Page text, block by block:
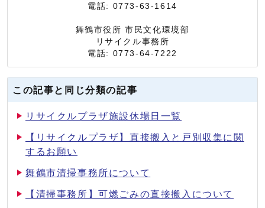
電話: 0773-63-1614
舞鶴市役所 市民文化環境部
リサイクル事務所
電話: 0773-64-7222
この記事と同じ分類の記事
リサイクルプラザ施設休場日一覧
【リサイクルプラザ】直接搬入と戸別収集に関
するお願い
舞鶴市清掃事務所について
【清掃事務所】可燃ごみの直接搬入について